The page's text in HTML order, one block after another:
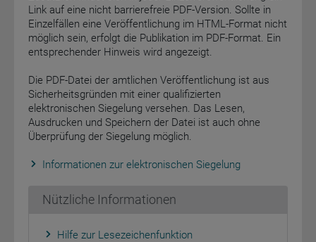
Link auf eine nicht barrierefreie PDF-Version. Sollte in
Einzelfällen eine Veröffentlichung im HTML-Format nicht
möglich sein, erfolgt die Publikation im PDF-Format. Ein
entsprechender Hinweis wird angezeigt.
Die PDF-Datei der amtlichen Veröffentlichung ist aus
Sicherheitsgründen mit einer qualifizierten
elektronischen Siegelung versehen. Das Lesen,
Ausdrucken und Speichern der Datei ist auch ohne
Überprüfung der Siegelung möglich.
Informationen zur elektronischen Siegelung
Nützliche Informationen
Hilfe zur Lesezeichenfunktion